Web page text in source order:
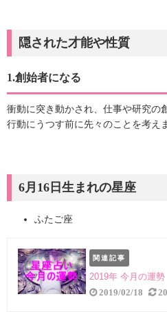
隠された才能や性質
1.創始者になる
衝動に突き動かされ、仕事や研究の
行動にうつす前に先々のことを考え
6月16日生まれの星座
ふたご座
関連記事
2019年 今月の運勢
2019/02/18